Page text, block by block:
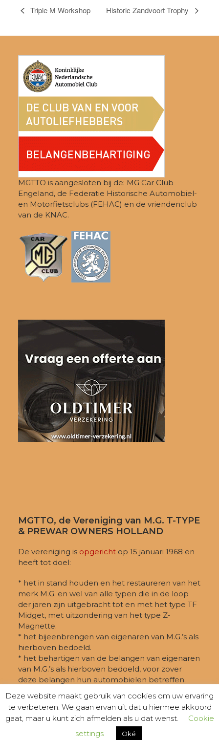
Triple M Workshop Historic Zandvoort Trophy
MGTTO is aangesloten bij de: MG Car Club
Engeland, de Federatie Historische Automobiel-
en Motorfietsclubs (FEHAC) en de vriendenclub
van de KNAC.
MGTTO, de Vereniging van M.G. T-TYPE
& PREWAR OWNERS HOLLAND
De vereniging is opgericht op 15 januari 1968 en
heeft tot doel:
* het in stand houden en het restaureren van het
merk M.G. en wel van alle typen die in de loop
der jaren zijn uitgebracht tot en met het type TF
Midget, met uitzondering van het type Z-
Magnette.
* het bijeenbrengen van eigenaren van M.G.’s als
hierboven bedoeld.
* het behartigen van de belangen van eigenaren
van M.G.’s als hierboven bedoeld, voor zover
deze belangen hun automobielen betreffen.
PRIVACY
- KVK-nummer: 40409257 -
Deze website maakt gebruik van cookies om uw ervaring
te verbeteren. We gaan ervan uit dat u hiermee akkoord
gaat, maar u kunt zich afmelden als u dat wenst.
Cookie
settings
Oké